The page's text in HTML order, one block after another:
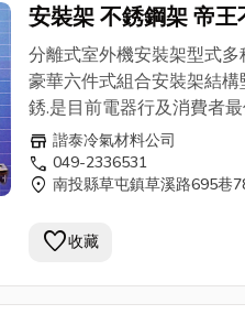
安裝架 不銹鋼架 帝王
組合架 中 一件3組 批發價 結構全
不銹鋼含配件螺絲
分離式室外機安裝架型式多
豪華六件式組合安裝架結
銹.是目前電器行及消費者最
不銹鋼板. 厚度2.0MM.. 配
絲(壁虎)全是不鏽鋼製品.1
可安裝1台室外機. **規格尺
分/寬90公分.(一件3組) 3.
100公分.(一件3組) 5.特重
store 諧泰冷氣材料公司
call 049-2336531
location_on 南投縣草屯鎮草溪路695巷
favorite收藏